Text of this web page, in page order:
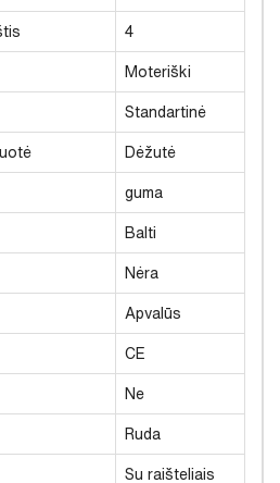
4
Moteriški
Standartinė
Dėžutė
guma
Balti
Nėra
Apvalūs
CE
Ne
Ruda
Su raišteliais